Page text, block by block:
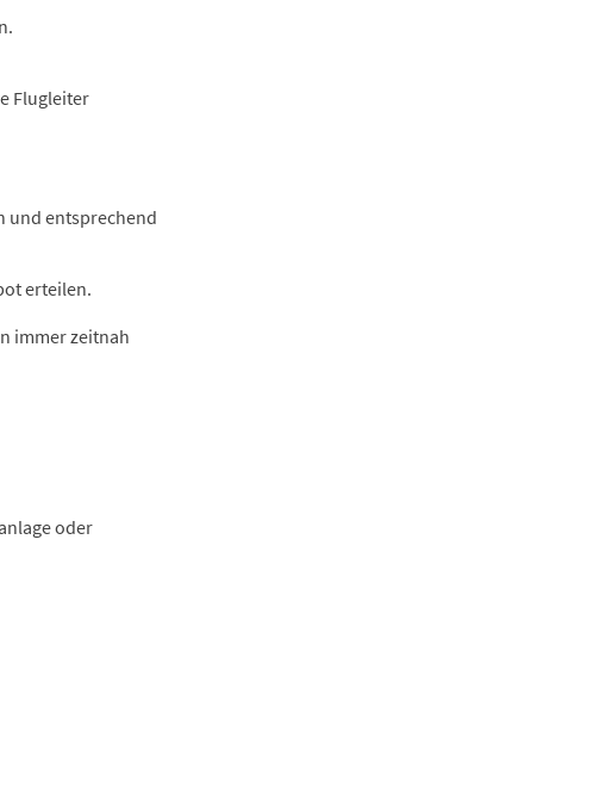
Flugleiter
und entsprechend
erteilen.
immer zeitnah
oder